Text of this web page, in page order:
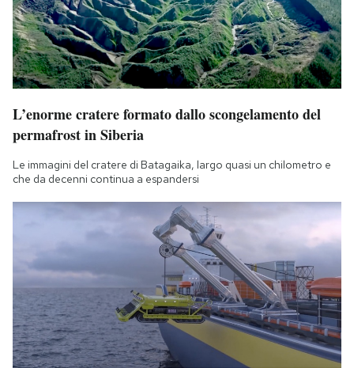
L’enorme cratere formato dallo scongelamento del
permafrost in Siberia
Le immagini del cratere di Batagaika, largo quasi un chilometro e
che da decenni continua a espandersi